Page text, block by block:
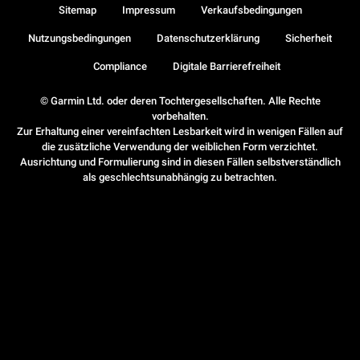
© Garmin Ltd. oder deren Tochtergesellschaften. Alle Rechte
vorbehalten.
Zur Erhaltung einer vereinfachten Lesbarkeit wird in wenigen Fällen auf
die zusätzliche Verwendung der weiblichen Form verzichtet.
Ausrichtung und Formulierung sind in diesen Fällen selbstverständlich
als geschlechtsunabhängig zu betrachten.
Sitemap Impressum Verkaufsbedingungen
Nutzungsbedingungen Datenschutzerklärung Sicherheit
Compliance Digitale Barrierefreiheit